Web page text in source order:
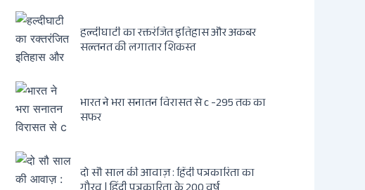
हल्दीघाटी का रक्तरंजित इतिहास और अकबर
सल्तनत की लगातार शिकस्त
भारत ने भरा सनातन विरासत से c -295 तक का
सफर
दो सौ साल की आवाज़ : हिंदी पत्रकारिता का